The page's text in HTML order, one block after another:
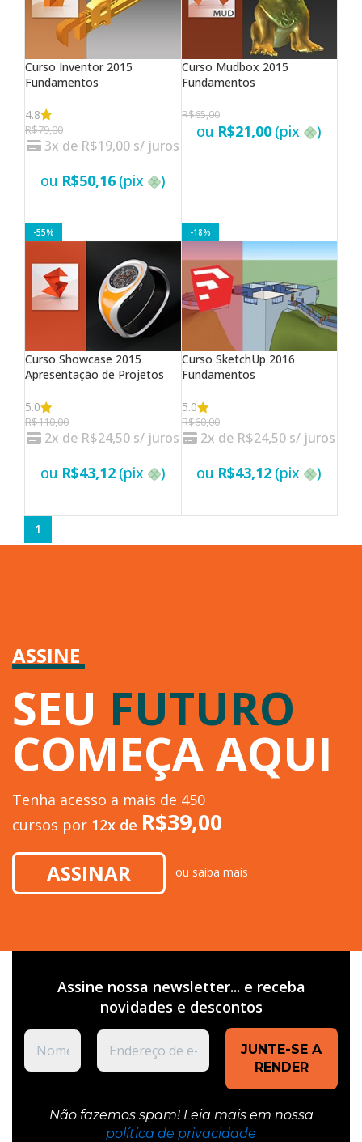
Curso Inventor 2015
Fundamentos
4.8
R$79,00
3x de R$19,00 s/ juros
ou R$50,16 (pix )
Curso Mudbox 2015
Fundamentos
R$65,00
ou R$21,00 (pix )
-55%
Curso Showcase 2015
Apresentação de Projetos
5.0
R$110,00
2x de R$24,50 s/ juros
ou R$43,12 (pix )
-18%
Curso SketchUp 2016
Fundamentos
5.0
R$60,00
2x de R$24,50 s/ juros
ou R$43,12 (pix )
1
ASSINE
SEU FUTURO
COMEÇA AQUI
Tenha acesso a mais de 450
cursos por 12x de R$39,00
ASSINAR ou saiba mais
Assine nossa newsletter... e receba
novidades e descontos
Não fazemos spam! Leia mais em nossa
política de privacidade